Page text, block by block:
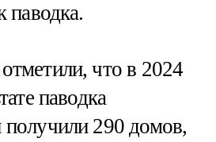
паводка.
что в 2024
паводка
290 домов,